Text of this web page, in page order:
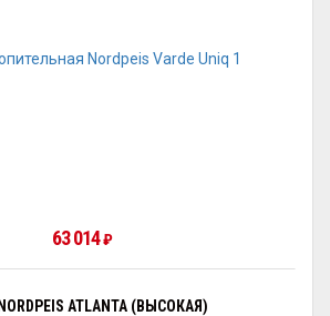
63 014₽
ATLANTA (ВЫСОКАЯ)